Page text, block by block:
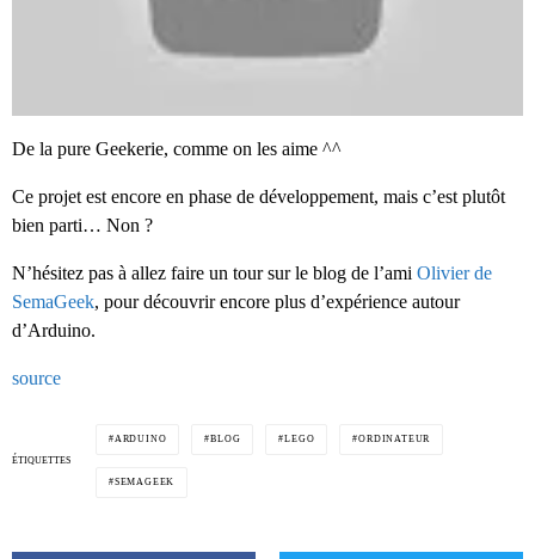
De la pure Geekerie, comme on les aime ^^
Ce projet est encore en phase de développement, mais c’est plutôt
bien parti… Non ?
N’hésitez pas à allez faire un tour sur le blog de l’ami Olivier de
SemaGeek, pour découvrir encore plus d’expérience autour
d’Arduino.
source
ÉTIQUETTES
ARDUINO BLOG LEGO ORDINATEUR
SEMAGEEK